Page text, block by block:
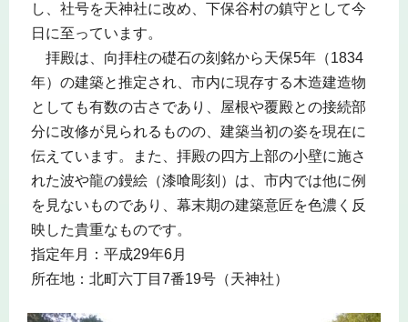
し、社号を天神社に改め、下保谷村の鎮守として今
日に至っています。
拝殿は、向拝柱の礎石の刻銘から天保5年（1834
年）の建築と推定され、市内に現存する木造建造物
としても有数の古さであり、屋根や覆殿との接続部
分に改修が見られるものの、建築当初の姿を現在に
伝えています。また、拝殿の四方上部の小壁に施さ
れた波や龍の鏝絵（漆喰彫刻）は、市内では他に例
を見ないものであり、幕末期の建築意匠を色濃く反
映した貴重なものです。
指定年月：平成29年6月
所在地：北町六丁目7番19号（天神社）